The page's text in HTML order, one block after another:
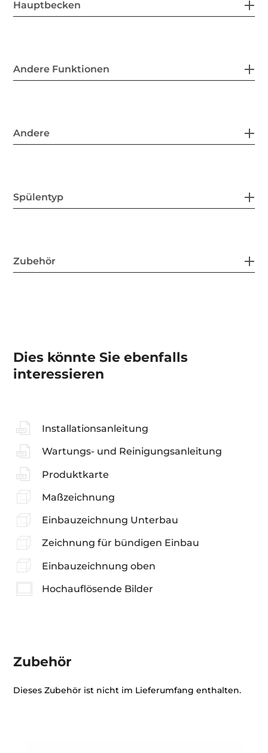
Hauptbecken
Andere Funktionen
Andere
Spülentyp
Zubehör
Dies könnte Sie ebenfalls
interessieren
Installationsanleitung
Wartungs- und Reinigungsanleitung
Produktkarte
Maßzeichnung
Einbauzeichnung Unterbau
Zeichnung für bündigen Einbau
Einbauzeichnung oben
Hochauflösende Bilder
Zubehör
Dieses Zubehör ist nicht im Lieferumfang enthalten.